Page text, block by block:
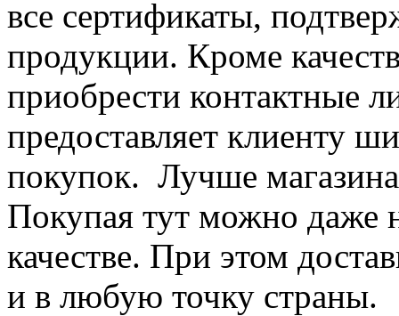
все сертификаты,
продукции. Кроме
приобрести контактные
предоставляет клиенту
покупок. Лучше
Покупая тут можно даже
качестве. При этом
и в любую точку страны.